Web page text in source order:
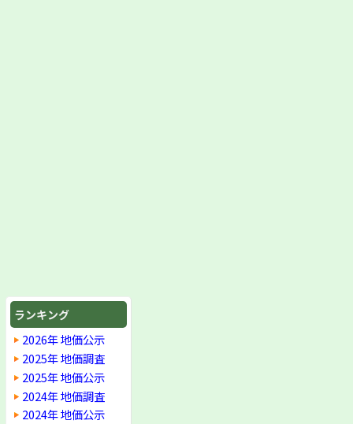
ランキング
2026年 地価公示
2025年 地価調査
2025年 地価公示
2024年 地価調査
2024年 地価公示